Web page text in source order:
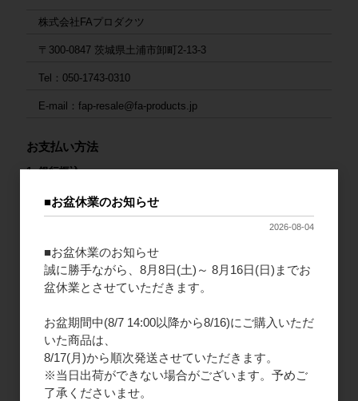
株式会社FAプロダクツ
〒300-0847 茨城県土浦市卸町2-13-3
Tel：050-1743-0310
E-mail：fap-resale@fa-products.jp
お支払い方法
1. 銀行振込
ご入金後の発送となります。大変お手数ですが、入金後にご連絡
をお願いいたします。
（振込先）
銀行支店名：GMOあおぞらネット銀行 法人第二営業部
口座番号：普通 1659680
2. ご請求書払い
法人様限定となりますので、新規会員登録をお願いいたします。
商品と一緒にご請求書を同封いたします。末日締め、翌月末払い
となります。
■お盆休業のお知らせ
2026-08-04
■お盆休業のお知らせ
誠に勝手ながら、8月8日(土)～ 8月16日(日)までお
盆休業とさせていただきます。
お盆期間中(8/7 14:00以降から8/16)にご購入いただ
いた商品は、
8/17(月)から順次発送させていただきます。
※当日出荷ができない場合がございます。予めご
了承くださいませ。